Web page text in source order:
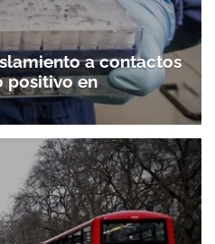
a contactos
positivo en